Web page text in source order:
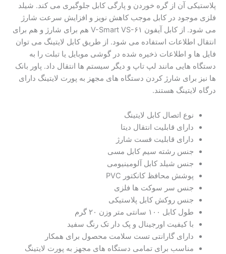
پلاستیکی آن از گره خوردن و پارگی کابل جلوگیری می‌ کند. شیلد
فلزی موجود در کابل موجب کاهش نویز و افزایش سرعت شارژ
می شود. از کابل آیفون V-Smart VS-۶۱ هم برای شارژ و هم برای
انتقال اطلاعات استفاده می‌ شود. از طریق کابل لایتینگ می توان
فایل‌ ها و اطلاعات ذخیره‌ شده در گوشی موبایل یا تبلت را به
دستگاه‌ هایی مانند لپ‌ تاپ و دیگر سیستم ها انتقال داد. پاور بانک
ها نیز برای شارژ کردن دستگاه های مجهز به پورت لایتینگ دارای
درگاه لایتینگ هستند.
نوع اتصال کابل لایتینگ
دارای قابلیت انتقال دیتا
دارای قابلیت فست شارژ
جنس رشته سیم کابل مسی
جنس شیلد کابل آلومینیومی
پوشش محافظ کانکتور PVC
جنس سر سوکت ها فلزی
جنس روکش کابل پلاستیکی
طول کابل ۱۰۰ سانتی متر وزن ۲۰ گرم
با کیفیت اورجینال و پک دار تک رنگ سفید
دارای گارانتی تست سلامت محصول برای همکار
مناسب برای تمامی دستگاه های مجهز به پورت لایتینگ